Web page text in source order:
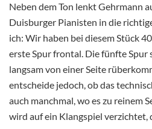
Neben dem Ton lenkt Gehrmann
Duisburger Pianisten in die
ich: Wir haben bei diesem Stück
erste Spur frontal. Die fünfte Spur
langsam von einer Seite
entscheide jedoch, ob das
auch manchmal, wo es zu reinem
wird auf ein Klangspiel